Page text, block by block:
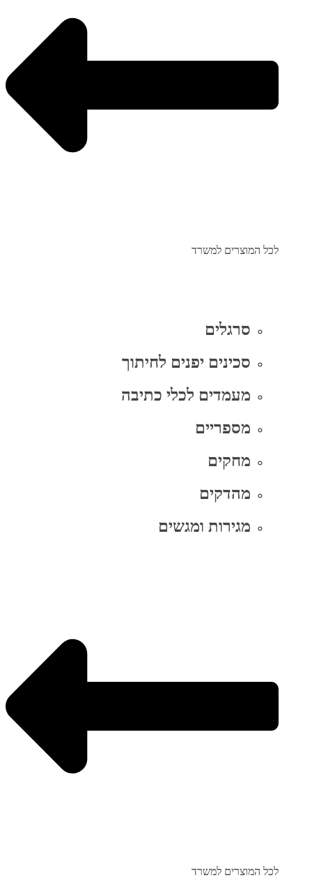
לכל המוצרים למשרד
סרגלים
סכינים יפנים לחיתוך
מעמדים לכלי כתיבה
מספריים
מחקים
מהדקים
מגירות ומגשים
לכל המוצרים למשרד